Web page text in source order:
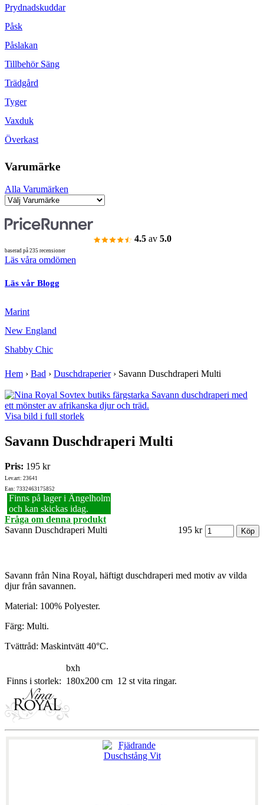
Prydnadskuddar
Påsk
Påslakan
Tillbehör Säng
Trädgård
Tyger
Vaxduk
Överkast
Varumärke
Alla Varumärken
4.5 av 5.0
baserad på 235 recensioner
Läs våra omdömen
Läs vår Blogg
Marint
New England
Shabby Chic
Hem › Bad › Duschdraperier› Savann Duschdraperi Multi
Visa bild i full storlek
Savann Duschdraperi Multi
Pris: 195 kr
Lev.art: 23641
Ean: 7332463175852
Finns på lager i Ängelholm
och kan skickas idag.
Fråga om denna produkt
Savann Duschdraperi Multi
195 kr
Savann från Nina Royal, häftigt duschdraperi med motiv av vilda
djur från savannen.
Material: 100% Polyester.
Färg: Multi.
Tvättråd: Maskintvätt 40°C.
bxh
Finns i storlek: 180x200 cm 12 st vita ringar.